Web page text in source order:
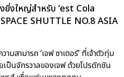
ยิ่งใหญ่สำหรับ ‘est Cola
SHUTTLE NO.8 ASIA
สามารถ ‘เจฟ ซาเตอร์’ ที่เจ้าตัวทุ่ม
ป็นจักรวาลของเจฟ ด้วยโปรดักชัน